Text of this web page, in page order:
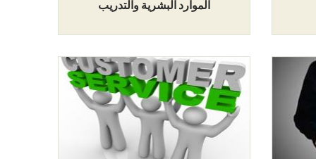
الموارد البشرية والتدريب